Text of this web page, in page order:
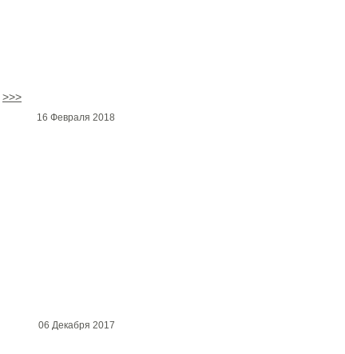
>>>
16 Февраля 2018
06 Декабря 2017